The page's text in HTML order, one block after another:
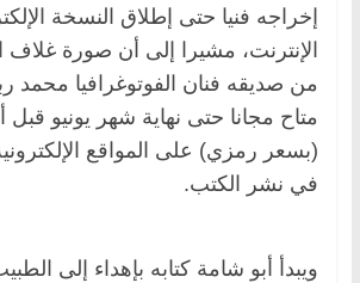
إخراجه فنيا حتى إطلاق النسخة
الإنترنت، مشيرا إلى أن صورة غلاف
من صديقه فنان الفوتوغرافيا محمد
متاح مجانا حتى نهاية شهر يونيو
(بسعر رمزي) على المواقع
في نشر الكتب.
ويبدأ أبو شامة كتابه بإهداء إلى